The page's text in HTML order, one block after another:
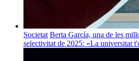
Societat Berta García, una de les
selectivitat de 2025: «La universitat